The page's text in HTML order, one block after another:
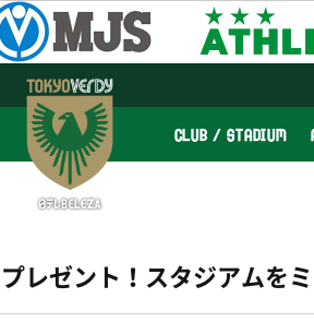
CLUB / STADIUM
レゼント！スタジアムを